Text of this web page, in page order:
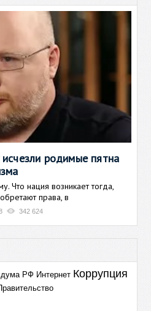
родимые пятна
Что нация возникает тогда,
права, в
342 624
РФ Интернет Коррупция